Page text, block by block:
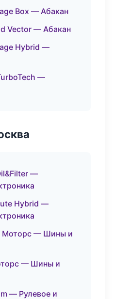
Box — Абакан
Vector — Абакан
Hybrid —
—
—
Hybrid —
Моторс — Шины и
— Шины и
— Рулевое и